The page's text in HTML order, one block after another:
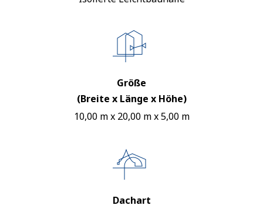
Größe
(Breite x Länge x Höhe)
10,00 m x 20,00 m x 5,00 m
Dachart